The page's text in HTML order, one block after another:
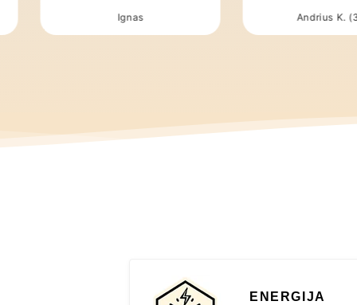
Ignas Andrius K.
ENERGIJA